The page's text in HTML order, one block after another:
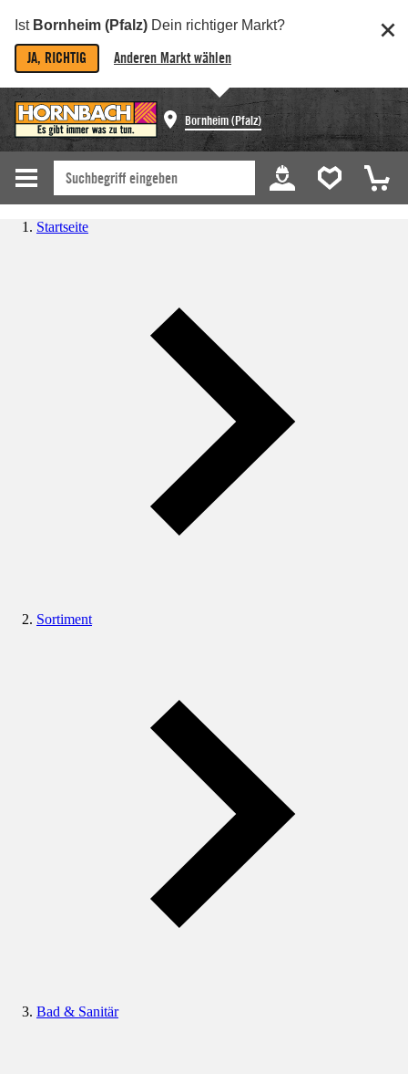
Ist Bornheim (Pfalz) Dein richtiger Markt?
JA, RICHTIG Anderen Markt wählen
Bornheim (Pfalz)
Startseite
Sortiment
Bad & Sanitär